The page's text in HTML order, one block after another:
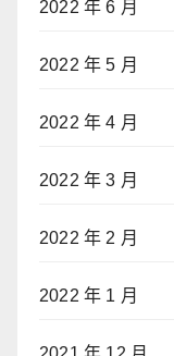
2022 年 6 月
2022 年 5 月
2022 年 4 月
2022 年 3 月
2022 年 2 月
2022 年 1 月